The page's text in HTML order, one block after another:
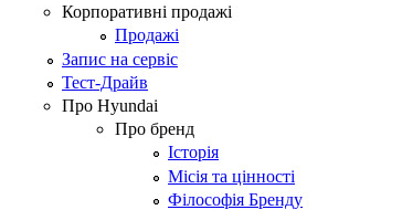
Корпоративні продажі
Продажі
Запис на сервіс
Тест-Драйв
Про Hyundai
Про бренд
Історія
Місія та цінності
Філософія Бренду